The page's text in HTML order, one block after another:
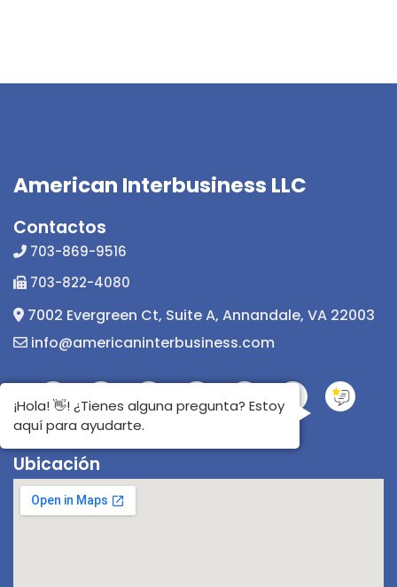
American Interbusiness LLC
Contactos
703-869-9516
703-822-4080
7002 Evergreen Ct, Suite A, Annandale, VA 22003
info@americaninterbusiness.com
Ubicación
¡Hola! 👋! ¿Tienes alguna pregunta? Estoy
aquí para ayudarte.